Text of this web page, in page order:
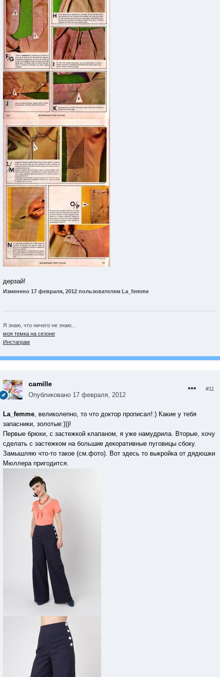
дерзай!
Изменено 17 февраля, 2012 пользователем La_femme
Я знаю, что ничего не знаю...
моя темка на сезоне
Инстаграм
camille
Опубликовано 17 февраля, 2012
#11
La_femme, великолепно, то что доктор прописал!:) Какие у тебя
запасники, золотые:)))!
Первые брюки, с застежкой клапаном, я уже намудрила. Вторые, хочу
сделать с застежком на большие декоративные пуговицы сбоку.
Замышляю что-то такое (см.фото). Вот здесь то выкройка от дядюшки
Мюллера пригодится.